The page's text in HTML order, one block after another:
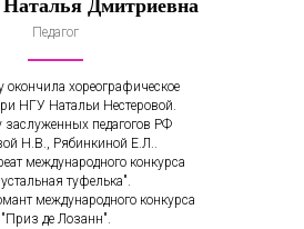
Педагог
окончила хореографическое
НГУ Натальи Нестеровой.
заслуженных педагогов РФ
Н.В., Рябинкиной Е.Л..
международного конкурса
туфелька".
международного конкурса
"Приз де Лозанн".